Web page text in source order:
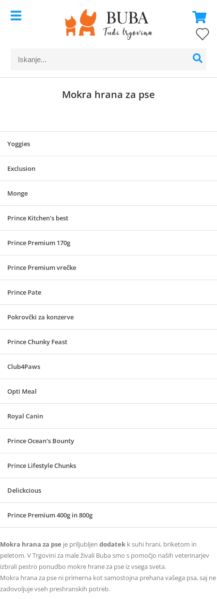
Mokra hrana za pse
Yoggies
Exclusion
Monge
Prince Kitchen's best
Prince Premium 170g
Prince Premium vrečke
Prince Pate
Pokrovčki za konzerve
Prince Chunky Feast
Club4Paws
Opti Meal
Royal Canin
Prince Ocean's Bounty
Prince Lifestyle Chunks
Delickcious
Prince Premium 400g in 800g
Mokra hrana za pse je priljubljen dodatek k suhi hrani, briketom in
peletom. V Trgovini za male živali Buba smo s pomočjo naših veterinarjev
izbrali pestro ponudbo mokre hrane za pse iz vsega sveta.
Mokra hrana za pse ni primerna kot samostojna prehana vašega psa, saj ne
zadovoljuje vseh preshranskih potreb.